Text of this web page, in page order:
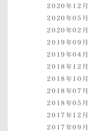
2020年12月
2020年05月
2020年02月
2019年09月
2019年04月
2018年12月
2018年10月
2018年07月
2018年05月
2017年12月
2017年09月